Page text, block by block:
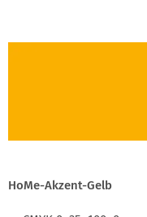
HoMe-Akzent-Gelb